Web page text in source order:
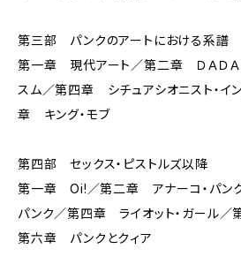
第三部 パンクのアートにおける系譜
第一章 現代アート／第二章 ＤＡＤＡ
スム／第四章 シチュアシオニスト・イ
章 キング・モブ
第四部 セックス・ピストルズ以降
第一章 Oi!／第二章 アナーコ・パン
パンク／第四章 ライオット・ガール
第六章 パンクとクィア